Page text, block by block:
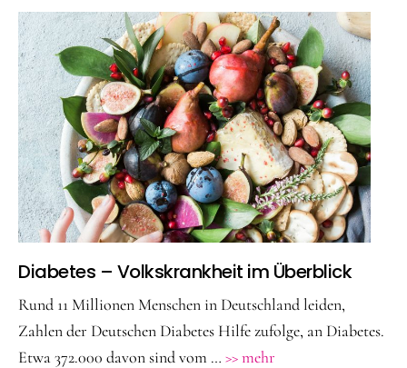
–
gesund
bleiben!
Bietet
moderne
Medizin
neue
Chancen?
Diabetes – Volkskrankheit im Überblick
Rund 11 Millionen Menschen in Deutschland leiden,
Zahlen der Deutschen Diabetes Hilfe zufolge, an Diabetes.
Etwa 372.000 davon sind vom … >> mehr